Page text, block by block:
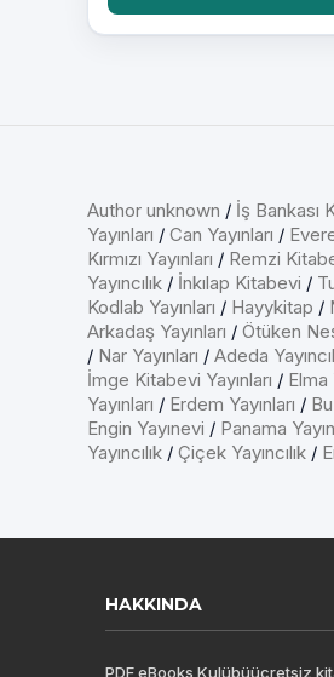
Author unknown / İş Bankası
Yayınları / Can Yayınları /
Kırmızı Yayınları / Remzi
Yayıncılık / İnkılap Kitabevi /
Kodlab Yayınları / Hayykitap /
Arkadaş Yayınları / Ötüken
/ Nar Yayınları / Adeda
İmge Kitabevi Yayınları / Elma
Yayınları / Erdem Yayınları /
Engin Yayınevi / Panama
Yayıncılık / Çiçek Yayıncılık /
HAKKINDA
PDF eBooks Kulübüücretsiz